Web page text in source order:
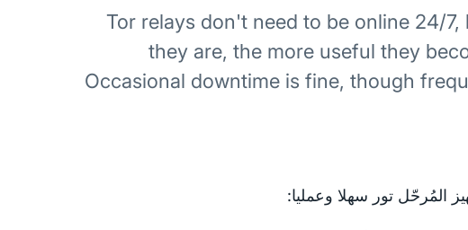
Tor relays don't need to be online 24/
they are, the more useful they
Occasional downtime is fine, though
المُرحّل تور سهلا وعمليا: